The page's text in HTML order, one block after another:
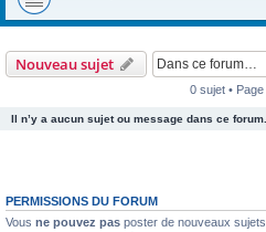
Nouveau sujet
0 sujet • Page
Il n’y a aucun sujet ou message dans ce forum.
PERMISSIONS DU FORUM
Vous ne pouvez pas poster de nouveaux sujets